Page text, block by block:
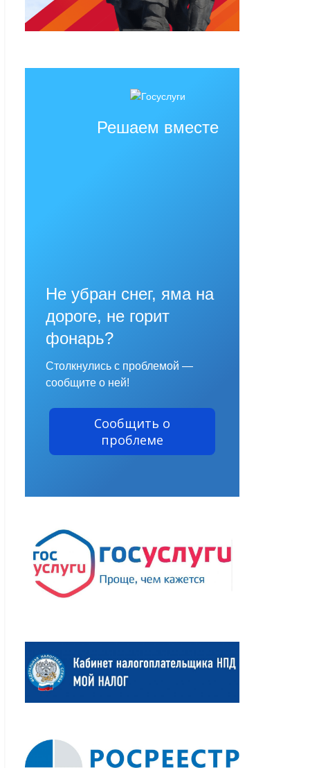
Решаем вместе
Не убран снег, яма на
дороге, не горит
фонарь?
Столкнулись с проблемой —
сообщите о ней!
Сообщить о
проблеме